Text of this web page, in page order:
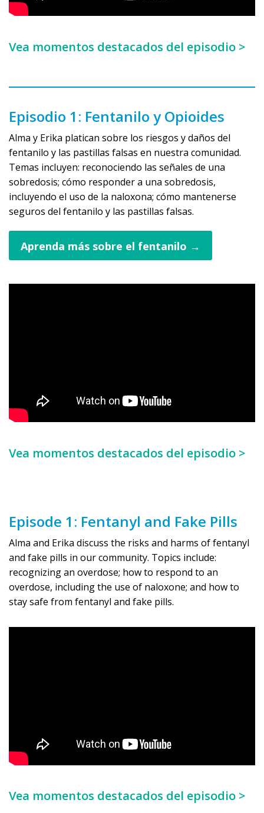
Vea momentos destacados del episodio >
Episodio 1: Fentanilo y Opioides
Alma y Erika platican sobre los riesgos y daños del
fentanilo y las pastillas falsas en nuestra comunidad.
Temas incluyen: reconociendo las señales de una
sobredosis; cómo responder a una sobredosis,
incluyendo el uso de la naloxona; cómo mantenerse
seguros del fentanilo y las pastillas falsas.
Aprenda más sobre el fentanilo →
Vea momentos destacados del episodio >
Episode 1: Fentanyl and Fake Pills
Alma and Erika discuss the risks and harms of fentanyl
and fake pills in our community. Topics include:
recognizing an overdose; how to respond to an
overdose, including the use of naloxone; and how to
stay safe from fentanyl and fake pills.
Vea momentos destacados del episodio >